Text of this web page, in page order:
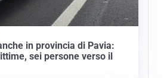
in provincia di Pavia:
sei persone verso il